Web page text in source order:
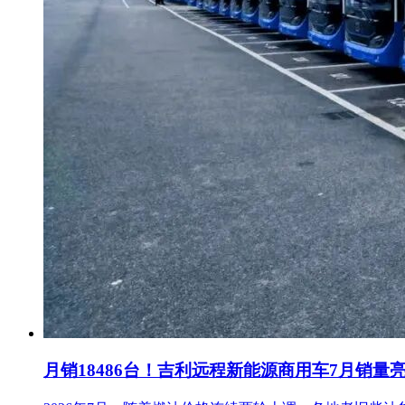
月销18486台！吉利远程新能源商用车7月销量